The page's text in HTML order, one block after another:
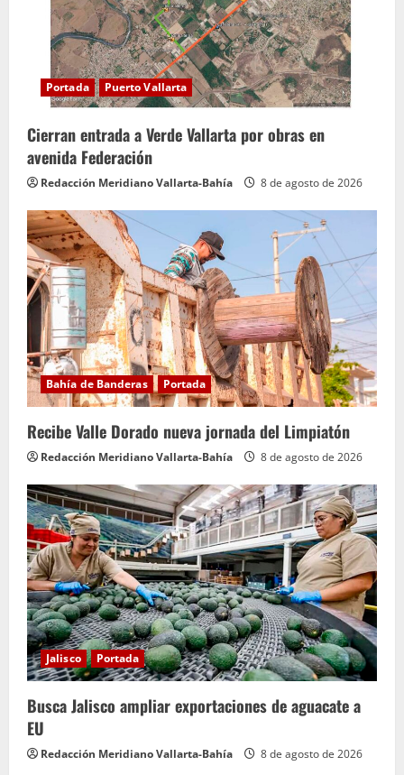
Portada Puerto Vallarta
Cierran entrada a Verde Vallarta por obras en
avenida Federación
Redacción Meridiano Vallarta-Bahía 8 de agosto de 2026
Bahía de Banderas Portada
Recibe Valle Dorado nueva jornada del Limpiatón
Redacción Meridiano Vallarta-Bahía 8 de agosto de 2026
Jalisco Portada
Busca Jalisco ampliar exportaciones de aguacate a
EU
Redacción Meridiano Vallarta-Bahía 8 de agosto de 2026